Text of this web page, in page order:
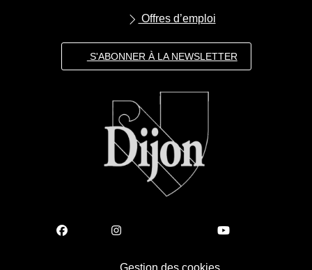
Offres d’emploi
S'ABONNER À LA NEWSLETTER
Gestion des cookies